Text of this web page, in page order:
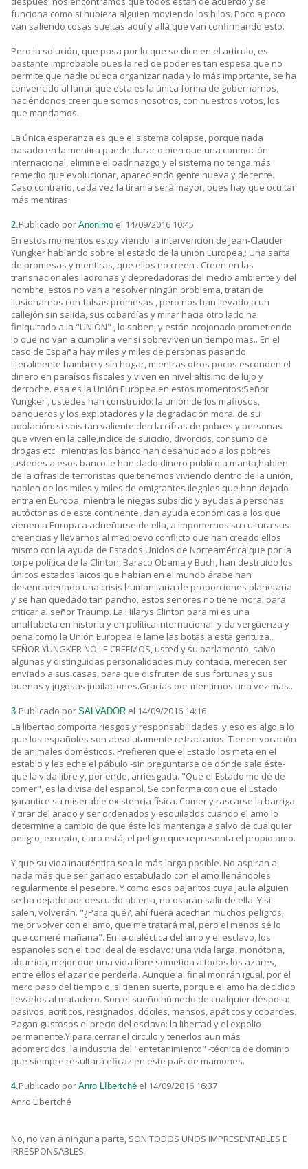
funciona como si hubiera alguien moviendo los hilos. Poco a poco
van saliendo cosas sueltas aquí y allá que van confirmando esto.
Pero la solución, que pasa por lo que se dice en el artículo, es
bastante improbable pues la red de poder es tan espesa que no
permite que nadie pueda organizar nada y lo más importante, se ha
convencido al lanar que esta es la única forma de gobernarnos,
haciéndonos creer que somos nosotros, con nuestros votos, los
que mandamos.
La única esperanza es que el sistema colapse, porque nada
basado en la mentira puede durar o bien que una conmoción
internacional, elimine el padrinazgo y el sistema no tenga más
remedio que evolucionar, apareciendo gente nueva y decente.
Caso contrario, cada vez la tiranía será mayor, pues hay que ocultar
más mentiras.
2.Publicado por Anonimo el 14/09/2016 10:45
En estos momentos estoy viendo la intervención de Jean-Clauder
Yungker hablando sobre el estado de la unión Europea,: Una sarta
de promesas y mentiras, que ellos no creen . Creen en las
transnacionales ladronas y depredadoras del medio ambiente y del
hombre, estos no van a resolver ningún problema, tratan de
ilusionarnos con falsas promesas , pero nos han llevado a un
callejón sin salida, sus cobardías y mirar hacia otro lado ha
finiquitado a la "UNIÓN" , lo saben, y están acojonado prometiendo
lo que no van a cumplir a ver si sobreviven un tiempo mas.. En el
caso de España hay miles y miles de personas pasando
literalmente hambre y sin hogar, mientras otros pocos esconden el
dinero en paraísos fiscales y viven en nivel altísimo de lujo y
derroche. esa es la Unión Europea en estos momentos:Señor
Yungker , ustedes han construido: la unión de los mafiosos,
banqueros y los explotadores y la degradación moral de su
población: si sois tan valiente den la cifras de pobres y personas
que viven en la calle,indice de suicidio, divorcios, consumo de
drogas etc.. mientras los banco han desahuciado a los pobres
,ustedes a esos banco le han dado dinero publico a manta,hablen
de la cifras de terroristas que tenemos viviendo dentro de la unión,
hablen de los miles y miles de emigrantes ilegales que han dejado
entra en Europa, mientra le niegas subsidio y ayudas a personas
autóctonas de este continente, dan ayuda económicas a los que
vienen a Europa a adueñarse de ella, a imponernos su cultura sus
creencias y llevarnos al medioevo conflicto que han creado ellos
mismo con la ayuda de Estados Unidos de Norteamérica que por la
torpe política de la Clinton, Baraco Obama y Buch, han destruido los
únicos estados laicos que habían en el mundo árabe han
desencadenado una crisis humanitaria de proporciones planetaria
y se han quedado tan pancho, estos señores no tiene moral para
criticar al señor Traump. La Hilarys Clinton para mi es una
analfabeta en historia y en política internacional. y da vergüenza y
pena como la Unión Europea le lame las botas a esta gentuza..
SEÑOR YUNGKER NO LE CREEMOS, usted y su parlamento, salvo
algunas y distinguidas personalidades muy contada, merecen ser
enviado a sus casas, para que disfruten de sus fortunas y sus
buenas y jugosas jubilaciones.Gracias por mentirnos una vez mas..
3.Publicado por SALVADOR el 14/09/2016 14:16
La libertad comporta riesgos y responsabilidades, y eso es algo a lo
que los españoles son absolutamente refractarios. Tienen vocación
de animales domésticos. Prefieren que el Estado los meta en el
establo y les eche el pábulo -sin preguntarse de dónde sale éste-
que la vida libre y, por ende, arriesgada. "Que el Estado me dé de
comer", es la divisa del español. Se conforma con que el Estado
garantice su miserable existencia física. Comer y rascarse la barriga
Y tirar del arado y ser ordeñados y esquilados cuando el amo lo
determine a cambio de que éste los mantenga a salvo de cualquier
peligro, excepto, claro está, el peligro que representa el propio amo.
Y que su vida inauténtica sea lo más larga posible. No aspiran a
nada más que ser ganado estabulado con el amo llenándoles
regularmente el pesebre. Y como esos pajaritos cuya jaula alguien
se ha dejado por descuido abierta, no osarán salir de ella. Y si
salen, volverán. "¿Para qué?, ahí fuera acechan muchos peligros;
mejor volver con el amo, que me tratará mal, pero el menos sé lo
que comeré mañana". En la dialéctica del amo y el esclavo, los
españoles son el tipo ideal de esclavo: una vida larga, monótona,
aburrida, mejor que una vida libre sometida a todos los azares,
entre ellos el azar de perderla. Aunque al final morirán igual, por el
mero paso del tiempo o, si tienen suerte, porque el amo ha decidido
llevarlos al matadero. Son el sueño húmedo de cualquier déspota:
pasivos, acríticos, resignados, dóciles, mansos, apáticos y cobardes.
Pagan gustosos el precio del esclavo: la libertad y el expolio
permanente.Y para cerrar el círculo y tenerlos aun más
adomercidos, la industria del "entetanimiento" -técnica de dominio
que siempre resultará eficaz en este país de mamones.
4.Publicado por Anro LIbertché el 14/09/2016 16:37
Anro Libertché
No, no van a ninguna parte, SON TODOS UNOS IMPRESENTABLES E
IRRESPONSABLES.